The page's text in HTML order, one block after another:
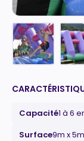
Capacité1 à 6
Surface9m x